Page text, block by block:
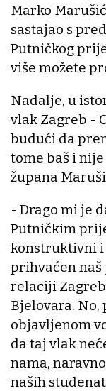
Marko
sastajao s
Putničkog
više možete
Nadalje, u
vlak Zagreb -
budući da
tome baš i
župana
- Drago mi je
Putničkim
konstruktivni i
prihvaćen naš
relaciji
Bjelovara.
objavljenom
da taj vlak
nama,
naših